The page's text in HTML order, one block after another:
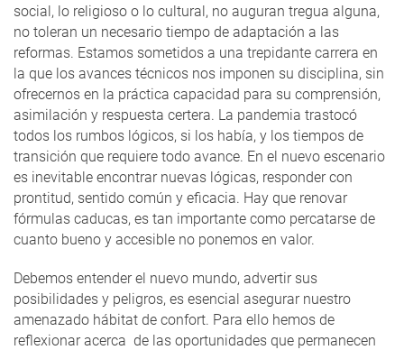
social, lo religioso o lo cultural, no auguran tregua alguna,
no toleran un necesario tiempo de adaptación a las
reformas. Estamos sometidos a una trepidante carrera en
la que los avances técnicos nos imponen su disciplina, sin
ofrecernos en la práctica capacidad para su comprensión,
asimilación y respuesta certera. La pandemia trastocó
todos los rumbos lógicos, si los había, y los tiempos de
transición que requiere todo avance. En el nuevo escenario
es inevitable encontrar nuevas lógicas, responder con
prontitud, sentido común y eficacia. Hay que renovar
fórmulas caducas, es tan importante como percatarse de
cuanto bueno y accesible no ponemos en valor.
Debemos entender el nuevo mundo, advertir sus
posibilidades y peligros, es esencial asegurar nuestro
amenazado hábitat de confort. Para ello hemos de
reflexionar acerca de las oportunidades que permanecen